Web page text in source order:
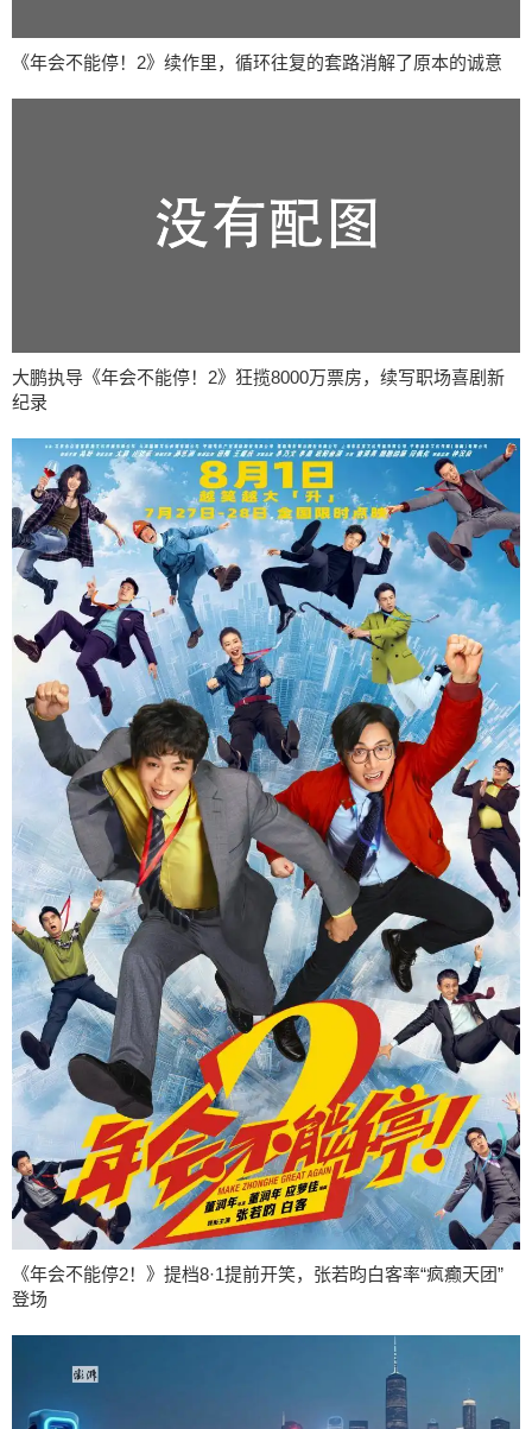
《年会不能停！2》续作里，循环往复的套路消解了原本的诚意
大鹏执导《年会不能停！2》狂揽8000万票房，续写职场喜剧新
纪录
《年会不能停2！》提档8·1提前开笑，张若昀白客率“疯癫天团”
登场